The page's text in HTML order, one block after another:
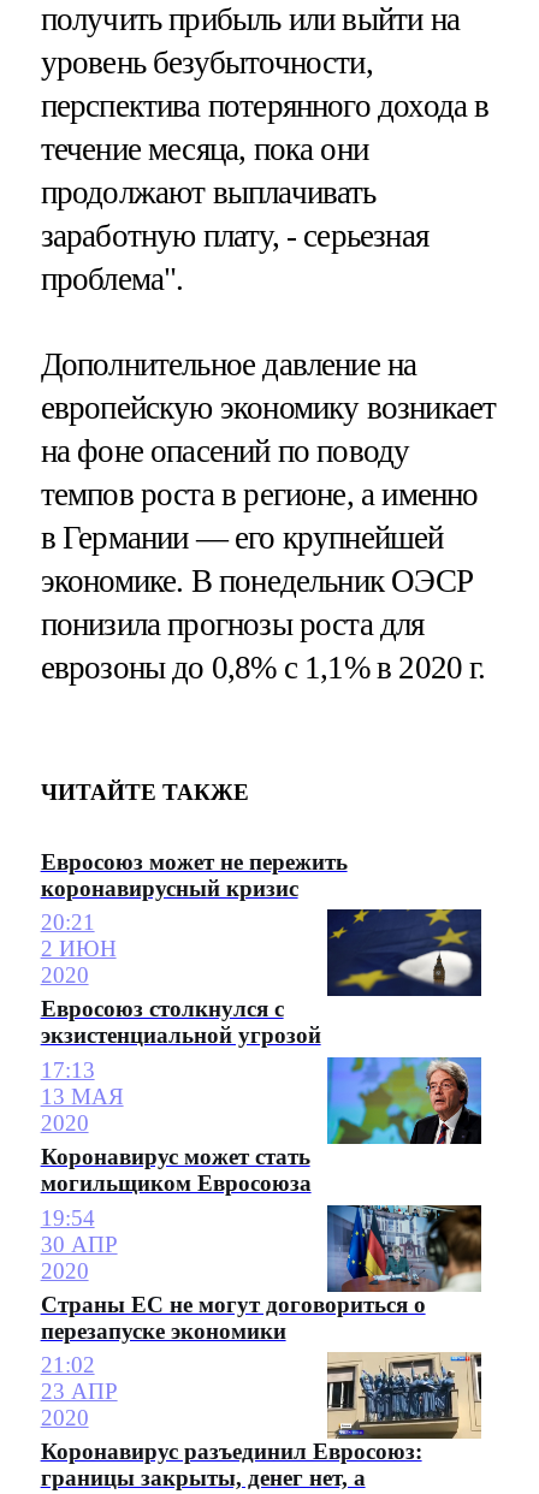
получить прибыль или выйти на
уровень безубыточности,
перспектива потерянного дохода в
течение месяца, пока они
продолжают выплачивать
заработную плату, - серьезная
проблема".
Дополнительное давление на
европейскую экономику возникает
на фоне опасений по поводу
темпов роста в регионе, а именно
в Германии — его крупнейшей
экономике. В понедельник ОЭСР
понизила прогнозы роста для
еврозоны до 0,8% с 1,1% в 2020 г.
ЧИТАЙТЕ ТАКЖЕ
Евросоюз может не пережить
коронавирусный кризис
20:21
2 ИЮН
2020
Евросоюз столкнулся с
экзистенциальной угрозой
17:13
13 МАЯ
2020
Коронавирус может стать
могильщиком Евросоюза
19:54
30 АПР
2020
Страны ЕС не могут договориться о
перезапуске экономики
21:02
23 АПР
2020
Коронавирус разъединил Евросоюз:
границы закрыты, денег нет, а